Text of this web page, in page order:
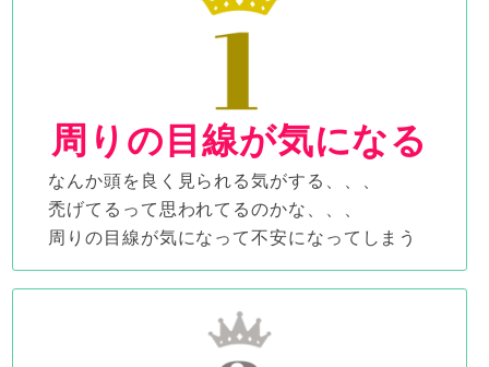
周りの目線が気になる
なんか頭を良く見られる気がする、、、
禿げてるって思われてるのかな、、、
周りの目線が気になって不安になってしまう